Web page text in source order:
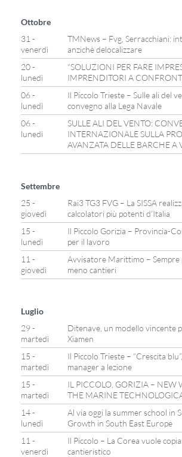
Ottobre
31 -
venerdì
TMNews – Fvg, Serracchiani:
anzichè delocalizzare
20 -
lunedì
“SOLUZIONI PER FARE
IMPRENDITORI A
06 -
lunedì
Il Piccolo Trieste – Sulle ali del
convegno alla Lega Navale
06 -
lunedì
SULLE ALI DEL VENTO:
INTERNAZIONALE SULLA
AVANZATA DELLE BARCHE A
Settembre
25 -
giovedì
Rai3 TG3 FVG – La SISSA
calcolatori più potenti d’Italia
15 -
lunedì
Il Piccolo Gorizia – Provincia-
per il lavoro
11 -
giovedì
Avvisatore Marittimo – Sempre
meno cantieri
Luglio
29 -
martedì
Ditenave, un modello vincente
Xiamen
15 -
martedì
Il Piccolo Trieste – “Crescita
manager a lezione
15 -
martedì
IL PICCOLO, GORIZIA – NEW
THE MARINE
14 -
lunedì
Al via oggi la summer school in
Growth in South East Europe
11 -
venerdì
Il Piccolo – La Corea vuole
cantieristico